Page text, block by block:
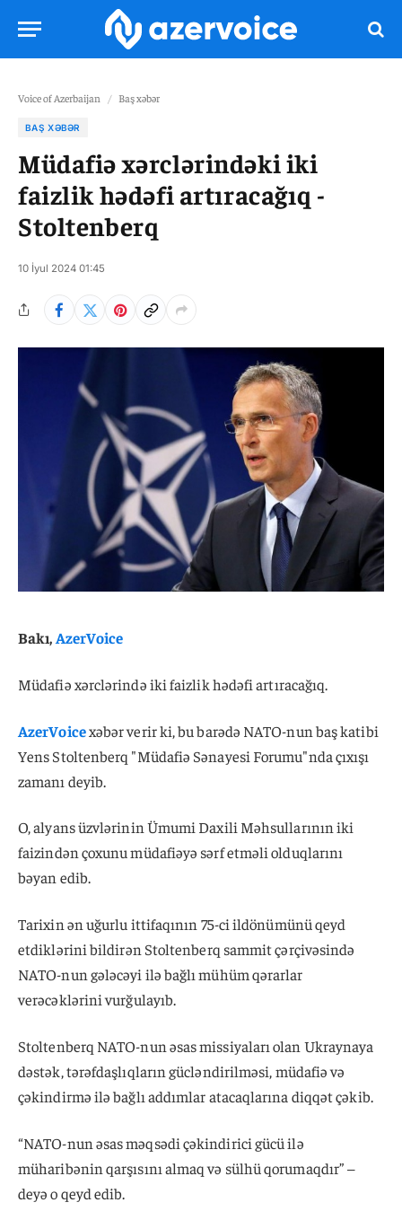
Voice of Azerbaijan / Baş xəbər
BAŞ XƏBƏR
Müdafiə xərclərindəki iki
faizlik hədəfi artıracağıq -
Stoltenberq
10 İyul 2024 01:45
Bakı,AzerVoice
Müdafiə xərclərində iki faizlik hədəfi artıracağıq.
AzerVoicexəbər verir ki, bu barədə NATO-nun baş katibi
Yens Stoltenberq "Müdafiə Sənayesi Forumu"nda çıxışı
zamanı deyib.
O, alyans üzvlərinin Ümumi Daxili Məhsullarının iki
faizindən çoxunu müdafiəyə sərf etməli olduqlarını
bəyan edib.
Tarixin ən uğurlu ittifaqının 75-ci ildönümünü qeyd
etdiklərini bildirən Stoltenberq sammit çərçivəsində
NATO-nun gələcəyi ilə bağlı mühüm qərarlar
verəcəklərini vurğulayıb.
Stoltenberq NATO-nun əsas missiyaları olan Ukraynaya
dəstək, tərəfdaşlıqların gücləndirilməsi, müdafiə və
çəkindirmə ilə bağlı addımlar atacaqlarına diqqət çəkib.
“NATO-nun əsas məqsədi çəkindirici gücü ilə
müharibənin qarşısını almaq və sülhü qorumaqdır” –
deyə o qeyd edib.